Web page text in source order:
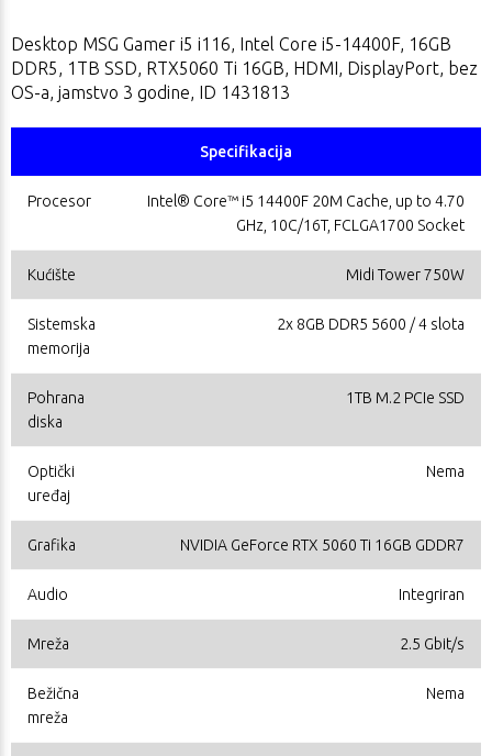
Desktop MSG Gamer i5 i116, Intel Core i5-14400F, 16GB
DDR5, 1TB SSD, RTX5060 Ti 16GB, HDMI, DisplayPort, bez
OS-a, jamstvo 3 godine, ID 1431813
Specifikacija
Procesor
Intel® Core™ i5 14400F 20M Cache, up to 4.70
GHz, 10C/16T, FCLGA1700 Socket
Kućište Midi Tower 750W
Sistemska
memorija
2x 8GB DDR5 5600 / 4 slota
Pohrana
diska
1TB M.2 PCIe SSD
Optički
uređaj
Nema
Grafika NVIDIA GeForce RTX 5060 Ti 16GB GDDR7
Audio Integriran
Mreža 2.5 Gbit/s
Bežična
mreža
Nema